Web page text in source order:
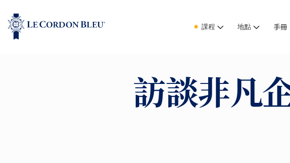
課程 地點 手冊
訪談非凡